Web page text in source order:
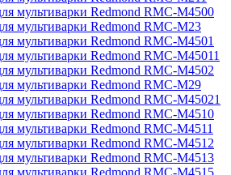
мультиварки Redmond RMC-M4500
мультиварки Redmond RMC-M23
мультиварки Redmond RMC-M4501
мультиварки Redmond RMC-M45011
мультиварки Redmond RMC-M4502
мультиварки Redmond RMC-M29
мультиварки Redmond RMC-M45021
мультиварки Redmond RMC-M4510
мультиварки Redmond RMC-M4511
мультиварки Redmond RMC-M4512
мультиварки Redmond RMC-M4513
мультиварки Redmond RMC-M4515